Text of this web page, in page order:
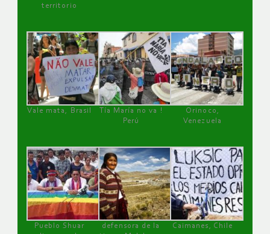
territorio
Vale mata, Brasil
Tía María no va !
Perú
Orinoco,
Venezuela
Pueblo Shuar
defensora de la
Caimanes, Chile